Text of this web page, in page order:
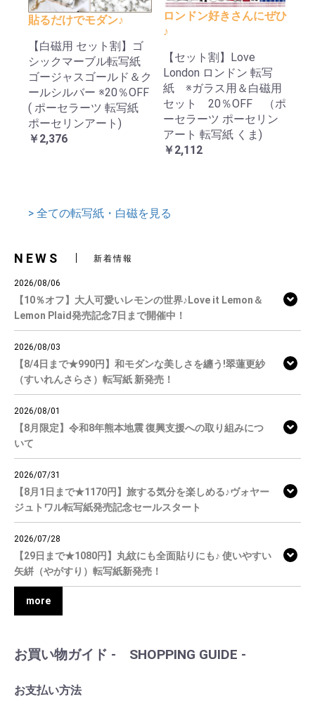
貼るだけでモダン♪
【白磁用 セット割】ゴ
シックマーブル転写紙
ゴージャスゴールド＆ク
ールシルバー ※20％OFF
( ポーセラーツ 転写紙
ポーセリンアート)
￥2,376
ロンドン好きさんにぜひ
♪
【セット割】Love
London ロンドン 転写
紙 ※ガラス用＆白磁用
セット 20％OFF （ポ
ーセラーツ ポーセリン
アート 転写紙 くま)
￥2,112
> 全ての転写紙・白磁を見る
NEWS 新着情報
2026/08/06
【10％オフ】大人可愛いレモンの世界♪Love it Lemon＆
Lemon Plaid発売記念7日まで開催中！
2026/08/03
【8/4日まで★990円】和モダンな美しさを纏う!翠蓮更紗
（すいれんさらさ）転写紙 新発売！
2026/08/01
【8月限定】令和8年熊本地震 復興支援への取り組みにつ
いて
2026/07/31
【8月1日まで★1170円】旅する気分を楽しめる♪ヴォヤー
ジュトワル転写紙発売記念セールスタート
2026/07/28
【29日まで★1080円】丸紋にも全面貼りにも♪ 使いやすい
矢絣（やがすり）転写紙新発売！
more
お買い物ガイド - SHOPPING GUIDE -
お支払い方法